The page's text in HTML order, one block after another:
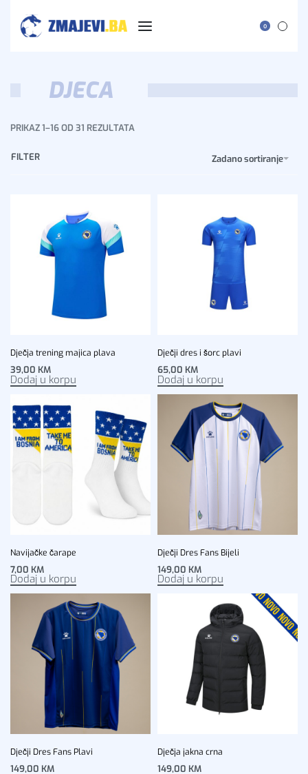
0
DJECA
PRIKAZ 1–16 OD 31 REZULTATA
Zadano sortiranje
FILTER
Dječja trening majica plava
39,00 KM
Dodaj u korpu
Dječji dres i šorc plavi
65,00 KM
Dodaj u korpu
Navijačke čarape
7,00 KM
Dodaj u korpu
Dječji Dres Fans Bijeli
149,00 KM
Dodaj u korpu
Dječji Dres Fans Plavi
149,00 KM
Dječja jakna crna
149,00 KM